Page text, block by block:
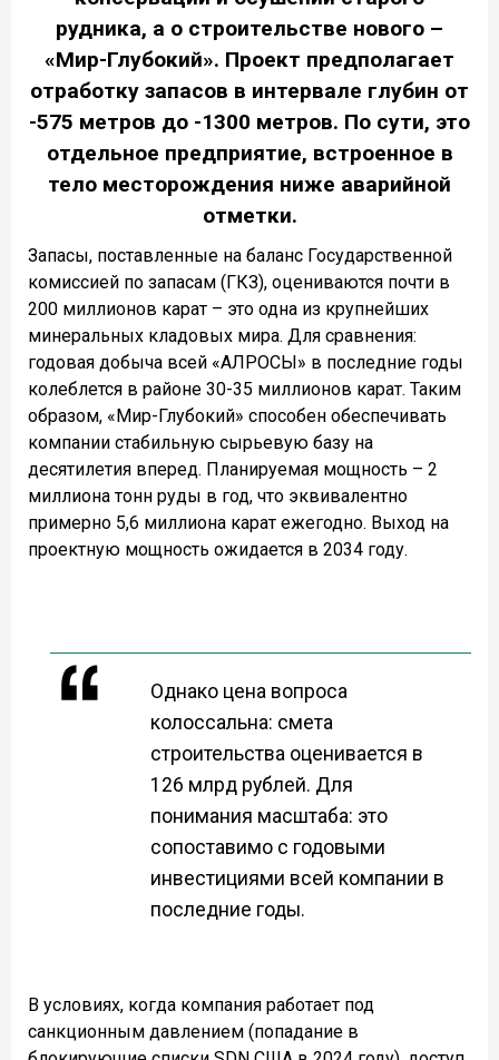
рудника, а о строительстве нового –
«Мир-Глубокий». Проект предполагает
отработку запасов в интервале глубин от
-575 метров до -1300 метров. По сути, это
отдельное предприятие, встроенное в
тело месторождения ниже аварийной
отметки.
Запасы, поставленные на баланс Государственной
комиссией по запасам (ГКЗ), оцениваются почти в
200 миллионов карат – это одна из крупнейших
минеральных кладовых мира. Для сравнения:
годовая добыча всей «АЛРОСЫ» в последние годы
колеблется в районе 30-35 миллионов карат. Таким
образом, «Мир-Глубокий» способен обеспечивать
компании стабильную сырьевую базу на
десятилетия вперед. Планируемая мощность – 2
миллиона тонн руды в год, что эквивалентно
примерно 5,6 миллиона карат ежегодно. Выход на
проектную мощность ожидается в 2034 году.
Однако цена вопроса
колоссальна: смета
строительства оценивается в
126 млрд рублей. Для
понимания масштаба: это
сопоставимо с годовыми
инвестициями всей компании в
последние годы.
В условиях, когда компания работает под
санкционным давлением (попадание в